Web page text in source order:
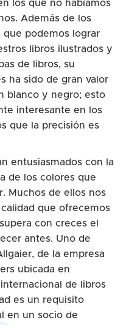
los que no habíamos
Además de los
que podemos lograr
libros ilustrados y
de libros, su
ha sido de gran valor
blanco y negro; esto
interesante en los
que la precisión es
entusiasmados con la
de los colores que
Muchos de ellos nos
que ofrecemos
con creces el
antes. Uno de
de la empresa
ubicada en
de libros
es un requisito
en un socio de